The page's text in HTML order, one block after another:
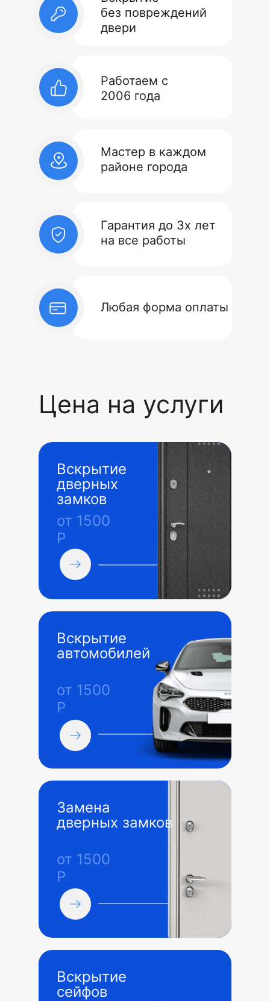
без повреждений
двери
Работаем с
2006 года
Гарантия до 3х лет
на все работы
Любая форма оплаты
Мастер в каждом
районе города
Цена на услуги
Вскрытие
дверных
замков
от 1500
Р
Вскрытие
сейфов
от 1500
Р
Замена
дверных замков
Вскрытие
автомобилей
от 1500
Р